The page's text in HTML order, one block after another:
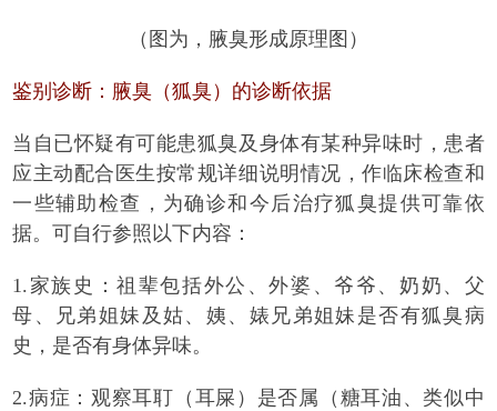
（图为，腋臭形成原理图）
鉴别诊断：腋臭（狐臭）的诊断依据
当自已怀疑有可能患狐臭及身体有某种异味时，患者
应主动配合医生按常规详细说明情况，作临床检查和
一些辅助检查，为确诊和今后治疗狐臭提供可靠依
据。可自行参照以下内容：
1.家族史：祖辈包括外公、外婆、爷爷、奶奶、父
母、兄弟姐妹及姑、姨、婊兄弟姐妹是否有狐臭病
史，是否有身体异味。
2.病症：观察耳耵（耳屎）是否属（糖耳油、类似中